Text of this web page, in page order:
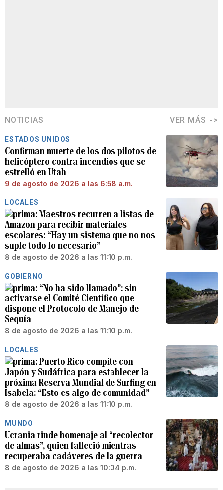
NOTICIAS VER MÁS
ESTADOS UNIDOS
Confirman muerte de los dos pilotos de
helicóptero contra incendios que se
estrelló en Utah
9 de agosto de 2026 a las 6:58 a.m.
LOCALES
Maestros recurren a listas de
Amazon para recibir materiales
escolares: “Hay un sistema que no nos
suple todo lo necesario”
8 de agosto de 2026 a las 11:10 p.m.
GOBIERNO
“No ha sido llamado”: sin
activarse el Comité Científico que
dispone el Protocolo de Manejo de
Sequía
8 de agosto de 2026 a las 11:10 p.m.
LOCALES
Puerto Rico compite con
Japón y Sudáfrica para establecer la
próxima Reserva Mundial de Surfing en
Isabela: “Esto es algo de comunidad”
8 de agosto de 2026 a las 11:10 p.m.
MUNDO
Ucrania rinde homenaje al “recolector
de almas”, quien falleció mientras
recuperaba cadáveres de la guerra
8 de agosto de 2026 a las 10:04 p.m.